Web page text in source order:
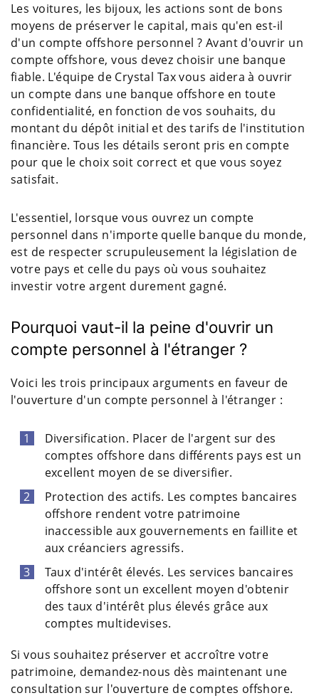
Les voitures, les bijoux, les actions sont de bons
moyens de préserver le capital, mais qu'en est-il
d'un compte offshore personnel ? Avant d'ouvrir un
compte offshore, vous devez choisir une banque
fiable. L'équipe de Crystal Tax vous aidera à ouvrir
un compte dans une banque offshore en toute
confidentialité, en fonction de vos souhaits, du
montant du dépôt initial et des tarifs de l'institution
financière. Tous les détails seront pris en compte
pour que le choix soit correct et que vous soyez
satisfait.
L'essentiel, lorsque vous ouvrez un compte
personnel dans n'importe quelle banque du monde,
est de respecter scrupuleusement la législation de
votre pays et celle du pays où vous souhaitez
investir votre argent durement gagné.
Pourquoi vaut-il la peine d'ouvrir un
compte personnel à l'étranger ?
Voici les trois principaux arguments en faveur de
l'ouverture d'un compte personnel à l'étranger :
Diversification. Placer de l'argent sur des
comptes offshore dans différents pays est un
excellent moyen de se diversifier.
Protection des actifs. Les comptes bancaires
offshore rendent votre patrimoine
inaccessible aux gouvernements en faillite et
aux créanciers agressifs.
Taux d'intérêt élevés. Les services bancaires
offshore sont un excellent moyen d'obtenir
des taux d'intérêt plus élevés grâce aux
comptes multidevises.
Si vous souhaitez préserver et accroître votre
patrimoine, demandez-nous dès maintenant une
consultation sur l'ouverture de comptes offshore.